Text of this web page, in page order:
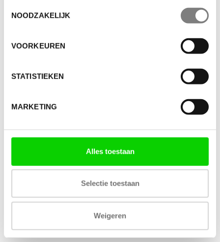
NOODZAKELIJK
VOORKEUREN
STATISTIEKEN
MARKETING
Alles toestaan
Selectie toestaan
Weigeren